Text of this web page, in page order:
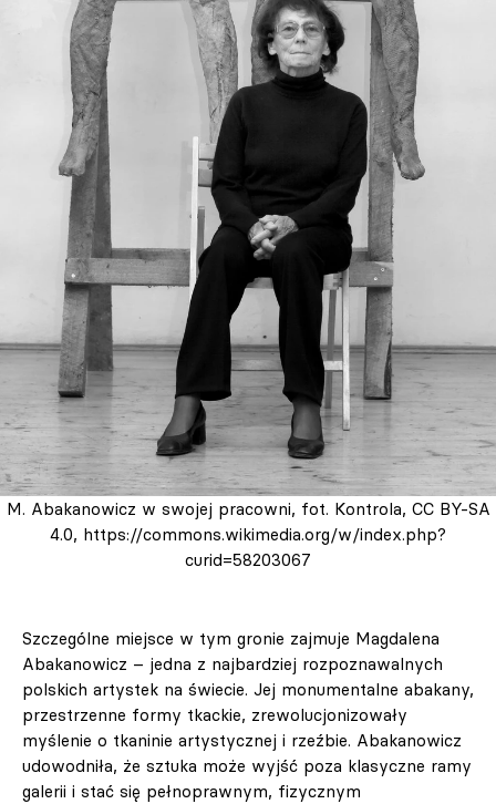
M. Abakanowicz w swojej pracowni, fot. Kontrola, CC BY-SA
4.0, https://commons.wikimedia.org/w/index.php?
curid=58203067
Szczególne miejsce w tym gronie zajmuje Magdalena
Abakanowicz – jedna z najbardziej rozpoznawalnych
polskich artystek na świecie. Jej monumentalne abakany,
przestrzenne formy tkackie, zrewolucjonizowały
myślenie o tkaninie artystycznej i rzeźbie. Abakanowicz
udowodniła, że sztuka może wyjść poza klasyczne ramy
galerii i stać się pełnoprawnym, fizycznym